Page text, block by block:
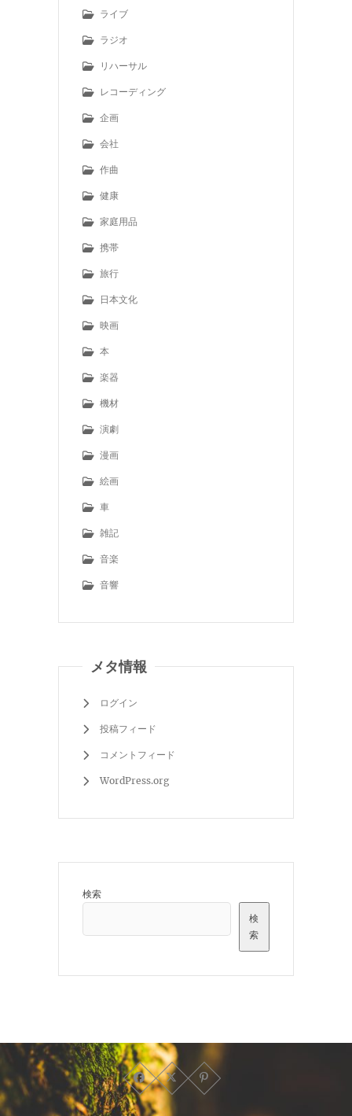
ライブ
ラジオ
リハーサル
レコーディング
企画
会社
作曲
健康
家庭用品
携帯
旅行
日本文化
映画
本
楽器
機材
演劇
漫画
絵画
車
雑記
音楽
音響
メタ情報
ログイン
投稿フィード
コメントフィード
WordPress.org
検索
検
索